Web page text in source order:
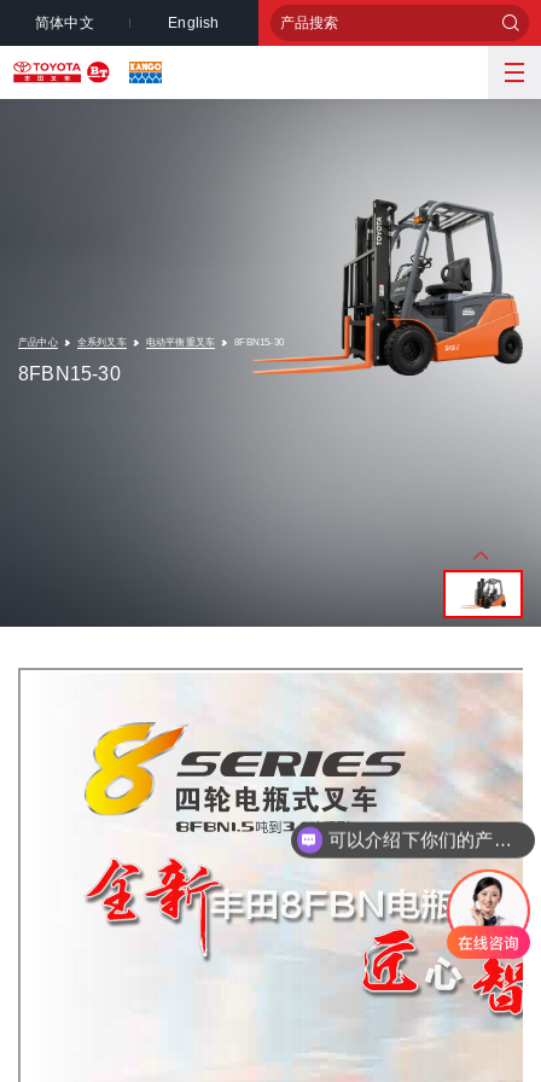
简体中文 English
产品中心 全系列叉车 电动平衡重叉车 8FBN15-30
8FBN15-30
可以介绍下你们的产品么